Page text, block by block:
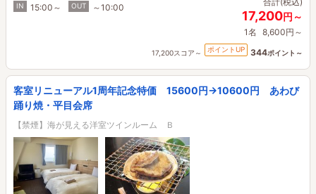
IN 15:00～ OUT ～10:00
17,200円～
1名 8,600円～
17,200スコア～ ポイントUP 344ポイント～
客室リニューアル1周年記念特価 15600円→10600円 あわび
踊り焼・平目会席
【禁煙】海が見える洋室ツインルーム Ｂ